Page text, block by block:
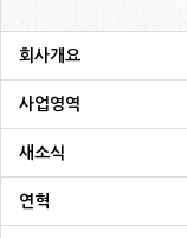
회사개요
사업영역
새소식
연혁